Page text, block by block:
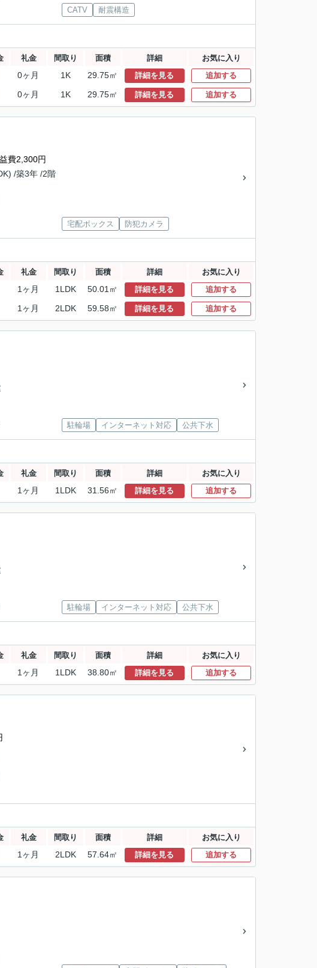
CATV 耐震構造
礼金 間取り 面積 詳細 お気に入り
0ヶ月 1K 29.75㎡ 詳細を見る 追加する
0ヶ月 1K 29.75㎡ 詳細を見る 追加する
費2,300円
/築3年 /2階
宅配ボックス 防犯カメラ
礼金 間取り 面積 詳細 お気に入り
1ヶ月 1LDK 50.01㎡ 詳細を見る 追加する
1ヶ月 2LDK 59.58㎡ 詳細を見る 追加する
駐輪場 インターネット対応 公共下水
礼金 間取り 面積 詳細 お気に入り
1ヶ月 1LDK 31.56㎡ 詳細を見る 追加する
駐輪場 インターネット対応 公共下水
礼金 間取り 面積 詳細 お気に入り
1ヶ月 1LDK 38.80㎡ 詳細を見る 追加する
礼金 間取り 面積 詳細 お気に入り
1ヶ月 2LDK 57.64㎡ 詳細を見る 追加する